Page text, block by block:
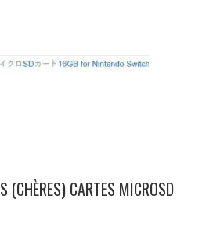
(CHÈRES) CARTES MICROSD